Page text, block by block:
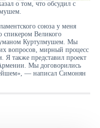
о том, что обсудил с
союза у меня
спикером Великого
Куртулмушем. Мы
вопросов, мирный процесс
также представил проект
Мы договорились
— написал Симонян